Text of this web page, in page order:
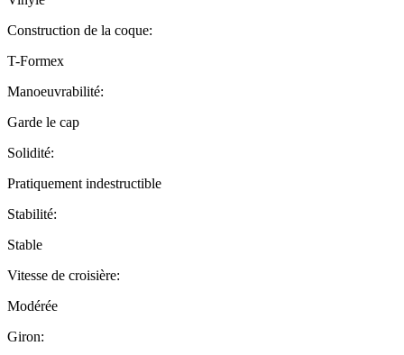
Construction de la coque:
T-Formex
Manoeuvrabilité:
Garde le cap
Solidité:
Pratiquement indestructible
Stabilité:
Stable
Vitesse de croisière:
Modérée
Giron: